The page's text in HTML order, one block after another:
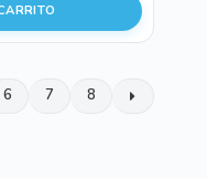
6 7 8